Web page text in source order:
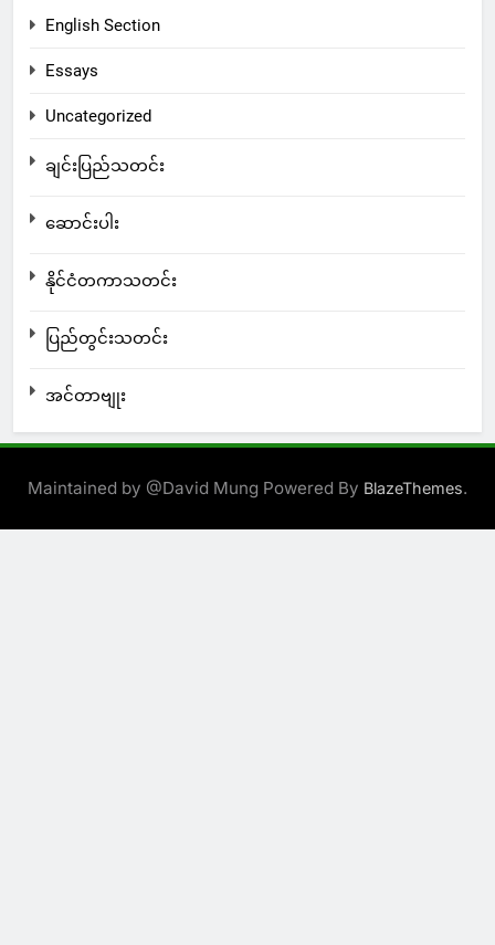
English Section
Essays
Uncategorized
ချင်းပြည်သတင်း
ဆောင်းပါး
နိုင်ငံတကာသတင်း
ပြည်တွင်းသတင်း
အင်တာဗျုး
Maintained by @David Mung Powered By BlazeThemes.